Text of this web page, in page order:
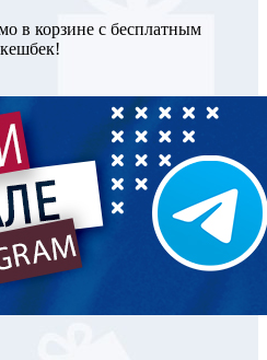
в корзине с бесплатным